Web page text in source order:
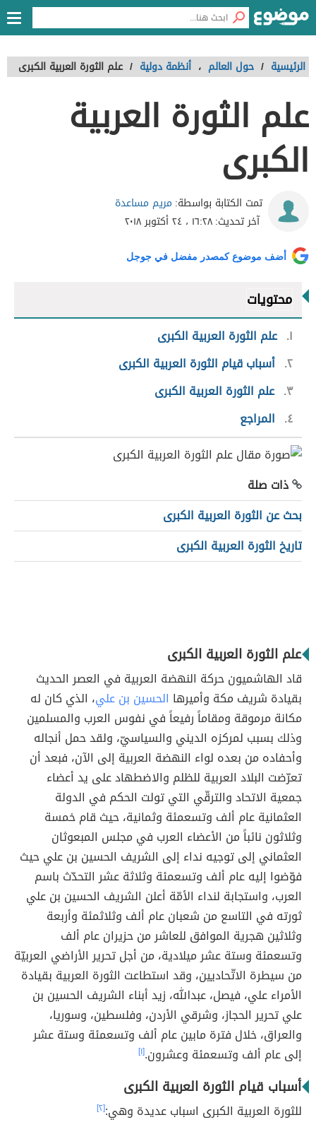
الرئيسية / حول العالم ، أنظمة دولية / علم الثورة العربية الكبرى
علم الثورة العربية
الكبرى
تمت الكتابة بواسطة: مريم مساعدة
آخر تحديث:١٦:٢٨ ، ٢٤ أكتوبر ٢٠١٨
أضف موضوع كمصدر مفضل في جوجل
محتويات
١ علم الثورة العربية الكبرى
٢ أسباب قيام الثورة العربية الكبرى
٣ علم الثورة العربية الكبرى
٤
المراجع
ذات صلة
بحث عن الثورة العربية الكبرى
تاريخ الثورة العربية الكبرى
علم الثورة العربية الكبرى
قاد الهاشميون حركة النهضة العربية في العصر الحديث
بقيادة شريف مكة وأميرها الحسين بن علي، الذي كان له
مكانة مرموقة ومقاماً رفيعاً في نفوس العرب والمسلمين
وذلك بسبب لمركزه الديني والسياسيّ، ولقد حمل أنجاله
وأحفاده من بعده لواء النهضة العربية إلى الآن، فبعد أن
تعرّضت البلاد العربية للظلم والاضطهاد على يد أعضاء
جمعية الاتحاد والترقّي التي تولت الحكم في الدولة
العثمانية عام ألف وتسعمئة وثمانية، حيث قام خمسة
وثلاثون نائباً من الأعضاء العرب في مجلس المبعوثان
العثماني إلى توجيه نداء إلى الشريف الحسين بن علي حيث
فوّضوا إليه عام ألف وتسعمئة وثلاثة عشر التحدّث باسم
العرب، واستجابة لنداء الأمّة أعلن الشريف الحسين بن علي
ثورته في التاسع من شعبان عام ألف وثلاثمئة وأربعة
وثلاثين هجرية الموافق للعاشر من حزيران عام ألف
وتسعمئة وستة عشر ميلادية، من أجل تحرير الأراضي العربيّة
من سيطرة الاتّحاديين، وقد استطاعت الثورة العربية بقيادة
الأمراء علي، فيصل، عبدالله، زيد أبناء الشريف الحسين بن
علي تحرير الحجاز، وشرقي الأردن، وفلسطين، وسوريا،
والعراق، خلال فترة مابين عام ألف وتسعمئة وستة عشر
إلى عام ألف وتسعمئة وعشرون.[١]
أسباب قيام الثورة العربية الكبرى
للثورة العربية الكبرى اسباب عديدة وهي:[٢]